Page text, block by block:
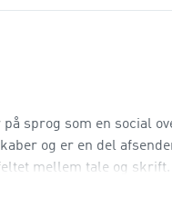
sprog som en social
og er en del
mellem tale og